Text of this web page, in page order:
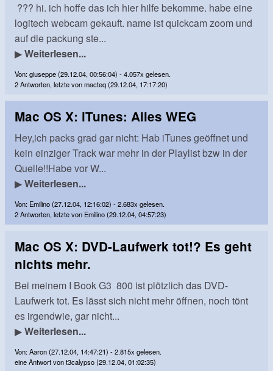
??? hi. ich hoffe das ich hier hilfe bekomme. habe eine
logitech webcam gekauft. name ist quickcam zoom und
auf die packung ste...
▶Weiterlesen...
Von: giuseppe (29.12.04, 00:56:04) - 4.057x gelesen.
2 Antworten, letzte von macteq (29.12.04, 17:17:20)
Mac OS X: iTunes: Alles WEG
Hey,ich packs grad gar nicht: Hab iTunes geöffnet und
kein einziger Track war mehr in der Playlist bzw in der
Quelle!!Habe vor W...
▶Weiterlesen...
Von: Emilino (27.12.04, 12:16:02) - 2.683x gelesen.
2 Antworten, letzte von Emilino (29.12.04, 04:57:23)
Mac OS X: DVD-Laufwerk tot!? Es geht
nichts mehr.
Bei meinem I Book G3 800 ist plötzlich das DVD-
Laufwerk tot. Es lässt sich nicht mehr öffnen, noch tönt
es irgendwie, gar nicht...
▶Weiterlesen...
Von: Aaron (27.12.04, 14:47:21) - 2.815x gelesen.
eine Antwort von t3calypso (29.12.04, 01:02:35)